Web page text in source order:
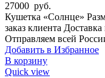
27000 руб.
Кушетка «Солнце»
заказ клиента
Отправляем всей
Добавить в Избранное
В корзину
Quick view